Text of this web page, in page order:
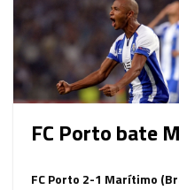
FC Porto bate
FC Porto 2-1 Marítimo